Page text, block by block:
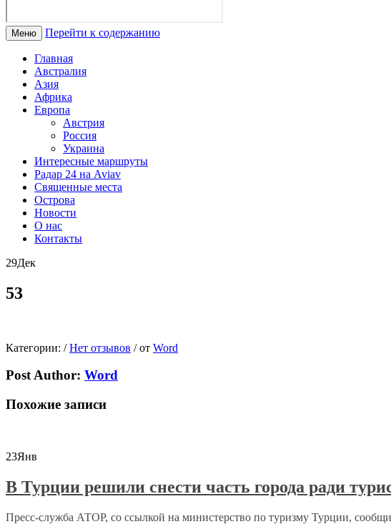
Меню Перейти к содержанию
Главная
Австралия
Азия
Африка
Европа
Австрия
Россия
Украина
Интересные маршруты
Радар 24 на Aviav
Священные места
Острова
Новости
О нас
Контакты
29Дек
53
Категории: / Нет отзывов /от Word
Post Author: Word
Похожие записи
23Янв
В Турции решили снести часть города ради
Пресс-служба АТОР, со ссылкой на министерство по туризму Турции,